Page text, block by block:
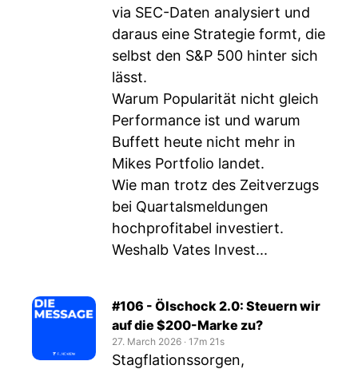
via SEC-Daten analysiert und
daraus eine Strategie formt, die
selbst den S&P 500 hinter sich
lässt.
Warum Popularität nicht gleich
Performance ist und warum
Buffett heute nicht mehr in
Mikes Portfolio landet.
Wie man trotz des Zeitverzugs
bei Quartalsmeldungen
hochprofitabel investiert.
Weshalb Vates Invest...
#106 - Ölschock 2.0: Steuern wir
auf die $200-Marke zu?
27. March 2026 ‧ 17m 21s
Stagflationssorgen,